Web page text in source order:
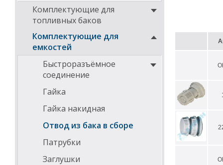
Комплектующие для
топливных баков
Комплектующие для
емкостей
Быстроразъёмное
соединение
Гайка
Гайка накидная
Отвод из бака в сборе
Патрубки
Заглушки